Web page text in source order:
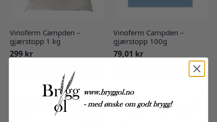
Vinoferm Campden –
gjærstopp 1 kg
299 kr
Legg I Handlekurv
Vinoferm Campden –
gjærstopp 100g
79,01 kr
Legg I Handlekurv